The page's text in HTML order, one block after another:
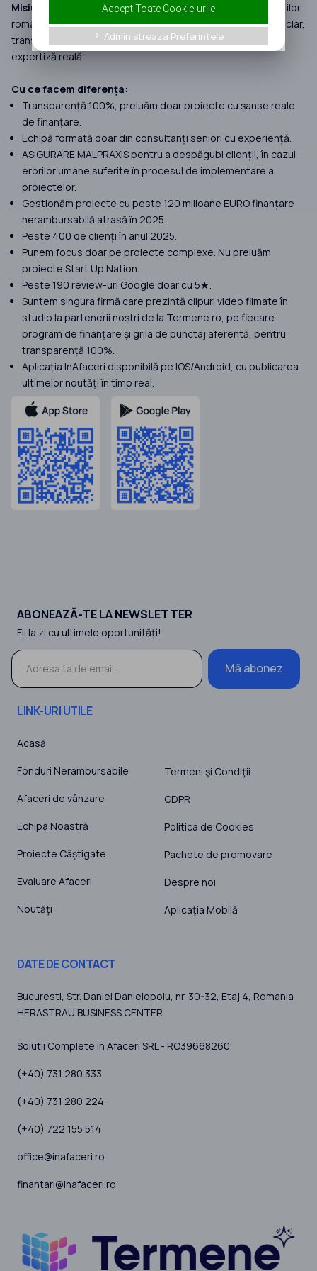
Misiunea noastră:
Să reconstruim încrederea antreprenorilor
români în accesarea fondurilor europene, printr-un proces clar,
transparent și predictibil, susținut de servicii premium și
expertiză reală.
Cu ce facem diferența:
Transparență 100%, preluăm doar proiecte cu șanse reale
de finanțare.
Echipă formată doar din consultanți seniori cu experiență.
ASIGURARE MALPRAXIS pentru a despăgubi clienții, în cazul
erorilor umane suferite în procesul de implementare a
proiectelor.
Gestionăm proiecte cu peste 120 milioane EURO finanțare
nerambursabilă atrasă în 2025.
Peste 400 de clienți în anul 2025.
Punem focus doar pe proiecte complexe. Nu preluăm
proiecte Start Up Nation.
Peste 190 review-uri Google doar cu 5★.
Suntem singura firmă care prezintă clipuri video filmate în
studio la partenerii noștri de la Termene.ro, pe fiecare
program de finanțare și grila de punctaj aferentă, pentru
transparență 100%.
Aplicația InAfaceri disponibilă pe IOS/Android, cu publicarea
ultimelor noutăți în timp real.
ABONEAZĂ-TE LA NEWSLETTER
Fii la zi cu ultimele oportunităţi!
Mă abonez
LINK-URI UTILE
Acasă
Fonduri Nerambursabile
Afaceri de vânzare
Echipa Noastră
Proiecte Câștigate
Evaluare Afaceri
Noutăţi
Termeni şi Condiţii
GDPR
Politica de Cookies
Pachete de promovare
Despre noi
Aplicaţia Mobilă
DATE DE CONTACT
Bucuresti, Str. Daniel Danielopolu, nr. 30-32, Etaj 4, Romania
HERASTRAU BUSINESS CENTER
Solutii Complete in Afaceri SRL - RO39668260
(+40) 731 280 333
(+40) 731 280 224
(+40) 722 155 514
office@inafaceri.ro
finantari@inafaceri.ro
Accept Toate Cookie-urile
keyboard_arrow_right Administreaza Preferintele